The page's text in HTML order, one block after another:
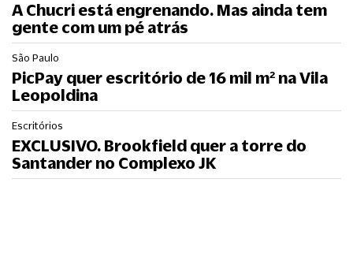
A Chucri está engrenando. Mas ainda tem
gente com um pé atrás
São Paulo
PicPay quer escritório de 16 mil m² na Vila
Leopoldina
Escritórios
EXCLUSIVO. Brookfield quer a torre do
Santander no Complexo JK